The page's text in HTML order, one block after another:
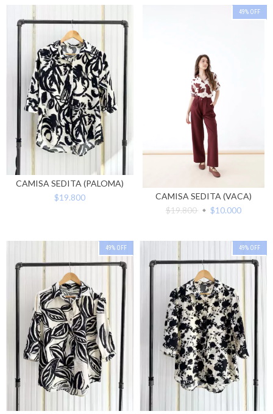
CAMISA SEDITA (PALOMA)
$19.800
49% OFF
CAMISA SEDITA (VACA)
$19.800
$10.000
49% OFF 49% OFF